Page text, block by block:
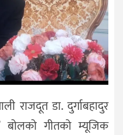
राजदूत डा. दुर्गाबहादुर
बोलको गीतको म्यूजिक